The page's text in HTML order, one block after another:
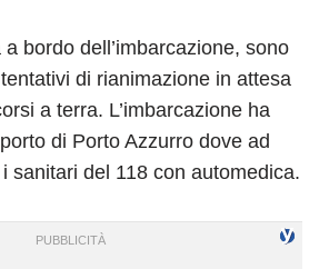
bordo dell’imbarcazione, sono
di rianimazione in attesa
a terra. L’imbarcazione ha
di Porto Azzurro dove ad
sanitari del 118 con automedica.